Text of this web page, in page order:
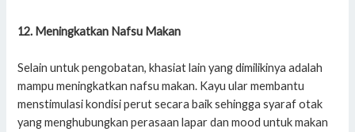
12. Meningkatkan Nafsu Makan
Selain untuk pengobatan, khasiat lain yang dimilikinya adalah
mampu meningkatkan nafsu makan. Kayu ular membantu
menstimulasi kondisi perut secara baik sehingga syaraf otak
yang menghubungkan perasaan lapar dan mood untuk makan